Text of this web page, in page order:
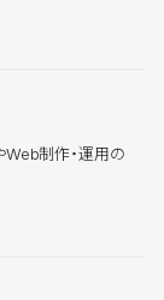
制作・運用の